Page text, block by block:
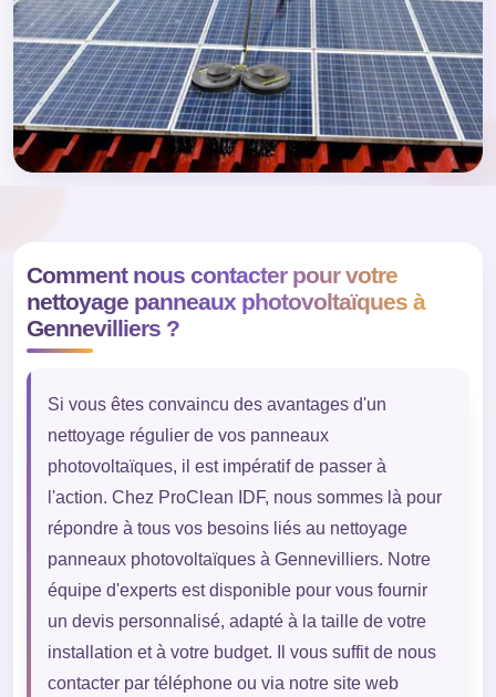
Comment nous contacter pour votre
nettoyage panneaux photovoltaïques à
Gennevilliers ?
Si vous êtes convaincu des avantages d'un
nettoyage régulier de vos panneaux
photovoltaïques, il est impératif de passer à
l'action. Chez ProClean IDF, nous sommes là pour
répondre à tous vos besoins liés au nettoyage
panneaux photovoltaïques à Gennevilliers. Notre
équipe d'experts est disponible pour vous fournir
un devis personnalisé, adapté à la taille de votre
installation et à votre budget. Il vous suffit de nous
contacter par téléphone ou via notre site web